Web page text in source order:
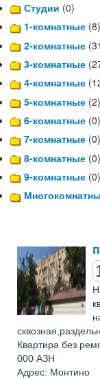
Студии (0)
1-комнатные (8)
2-комнатные
3-комнатные
4-комнатные
5-комнатные (2)
6-комнатные (0)
7-комнатные (0)
8-комнатные (0)
9-комнатные (0)
Квартира без
000 АЗН
Адрес: Монтино